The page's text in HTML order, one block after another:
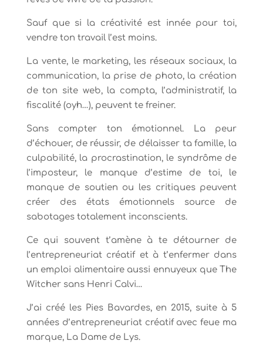
Sauf que si la créativité est innée pour toi,
vendre ton travail l’est moins.
La vente, le marketing, les réseaux sociaux, la
communication, la prise de photo, la création
de ton site web, la compta, l’administratif, la
fiscalité (oyh…), peuvent te freiner.
Sans compter ton émotionnel. La peur
d’échouer, de réussir, de délaisser ta famille, la
culpabilité, la procrastination, le syndrôme de
l’imposteur, le manque d’estime de toi, le
manque de soutien ou les critiques peuvent
créer des états émotionnels source de
sabotages totalement inconscients.
Ce qui souvent t’amène à te détourner de
l’entrepreneuriat créatif et à t’enfermer dans
un emploi alimentaire aussi ennuyeux que The
Witcher sans Henri Calvi…
J’ai créé les Pies Bavardes, en 2015, suite à 5
années d’entrepreneuriat créatif avec feue ma
marque, La Dame de Lys.